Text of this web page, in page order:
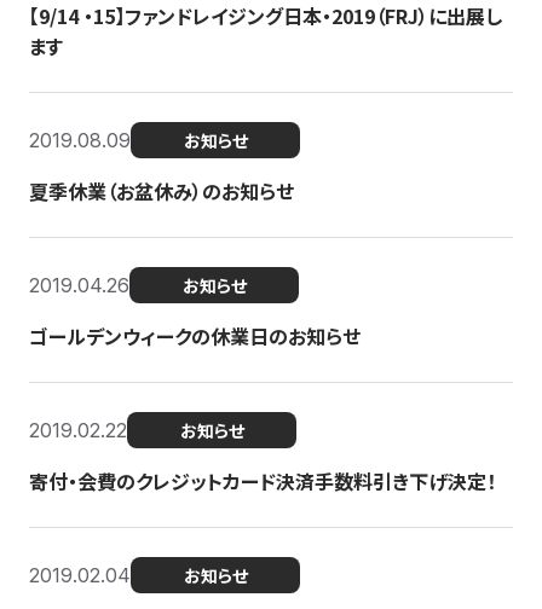
【9/14 ・15】ファンドレイジング日本・2019（FRJ）に出展し
ます
2019.08.09 お知らせ
夏季休業（お盆休み）のお知らせ
2019.04.26 お知らせ
ゴールデンウィークの休業日のお知らせ
2019.02.22 お知らせ
寄付・会費のクレジットカード決済手数料引き下げ決定！
2019.02.04 お知らせ